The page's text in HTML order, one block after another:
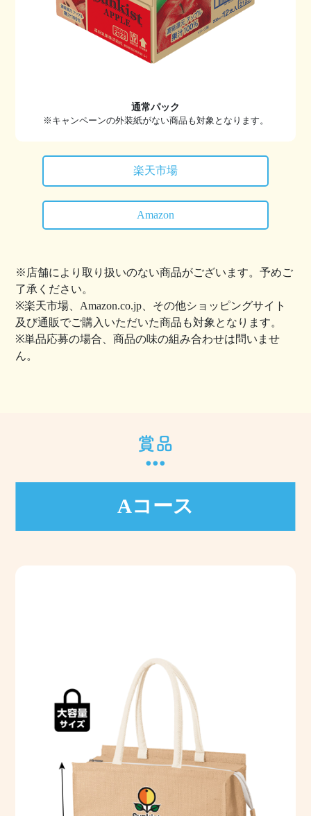
通常パック
※キャンペーンの外装紙がない商品も対象となります。
楽天市場
Amazon
※店舗により取り扱いのない商品がございます。予めご
了承ください。
※楽天市場、Amazon.co.jp、その他ショッピングサイト
及び通販でご購入いただいた商品も対象となります。
※単品応募の場合、商品の味の組み合わせは問いませ
ん。
賞品
Aコース